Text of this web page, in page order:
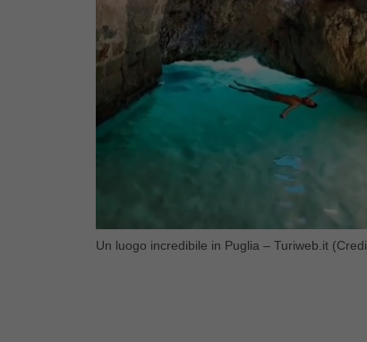
Un luogo incredibile in Puglia – Turiweb.it